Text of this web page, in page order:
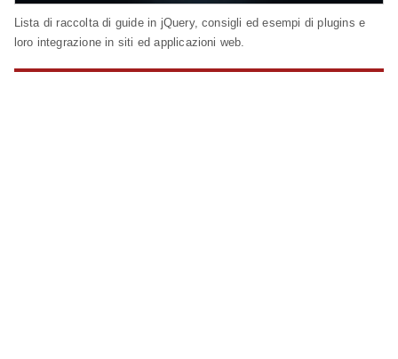
Lista di raccolta di guide in jQuery, consigli ed esempi di plugins e
loro integrazione in siti ed applicazioni web.